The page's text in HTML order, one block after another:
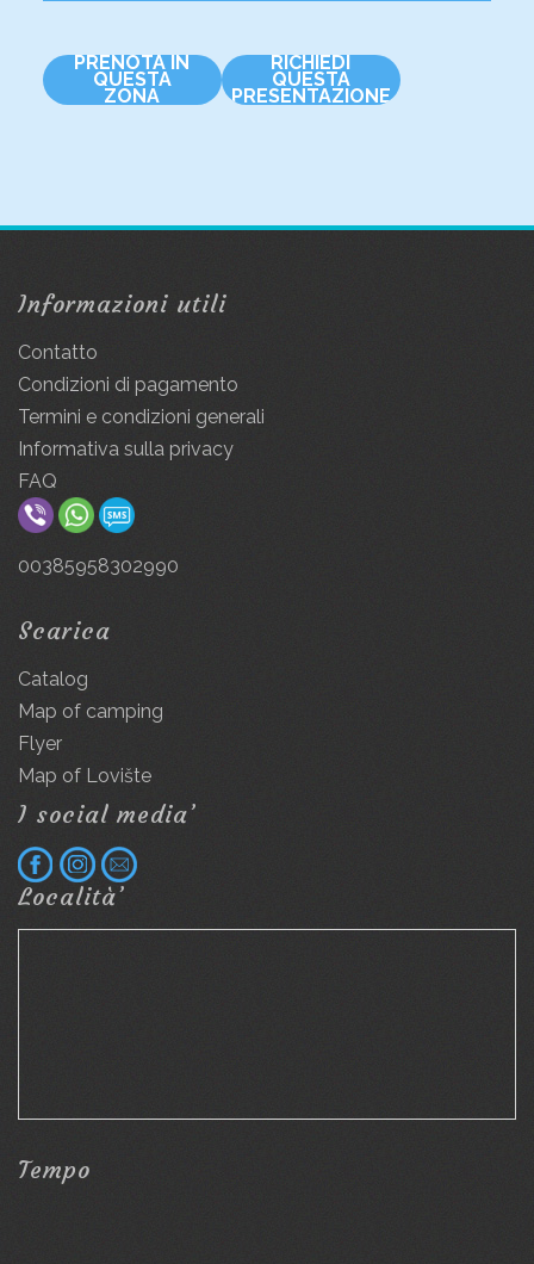
PRENOTA IN
QUESTA
ZONA
RICHIEDI
QUESTA
PRESENTAZIONE
Informazioni utili
Contatto
Condizioni di pagamento
Termini e condizioni generali
Informativa sulla privacy
FAQ
00385958302990
Scarica
Catalog
Map of camping
Flyer
Map of Lovište
I social media’
Località’
Tempo